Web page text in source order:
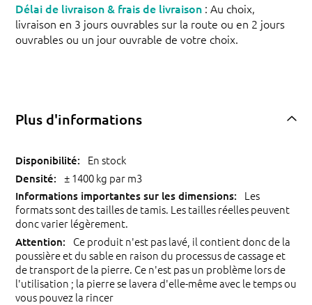
Délai de livraison & frais de livraison : Au choix,
livraison en 3 jours ouvrables sur la route ou en 2 jours
ouvrables ou un jour ouvrable de votre choix.
Plus d'informations
En stock
± 1400 kg par m3
Les
formats sont des tailles de tamis. Les tailles réelles peuvent
donc varier légèrement.
Ce produit n'est pas lavé, il contient donc de la
poussière et du sable en raison du processus de cassage et
de transport de la pierre. Ce n'est pas un problème lors de
l'utilisation ; la pierre se lavera d'elle-même avec le temps ou
vous pouvez la rincer